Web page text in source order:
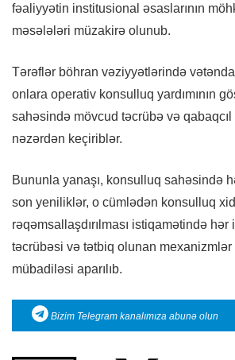
fəaliyyətin institusional əsaslarının
məsələləri müzakirə olunub.
Tərəflər böhran vəziyyətlərində
onlara operativ konsulluq yardımının
sahəsində mövcud təcrübə və
nəzərdən keçiriblər.
Bununla yanaşı, konsulluq sahəsində
son yeniliklər, o cümlədən konsulluq
rəqəmsallaşdırılması istiqamətində
təcrübəsi və tətbiq olunan mexanizmlər
mübadiləsi aparılıb.
Bizim Telegram kanalımıza abunə olun